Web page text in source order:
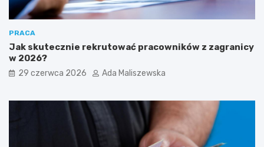
PRACA
Jak skutecznie rekrutować pracowników z zagranicy
w 2026?
29 czerwca 2026 Ada Maliszewska